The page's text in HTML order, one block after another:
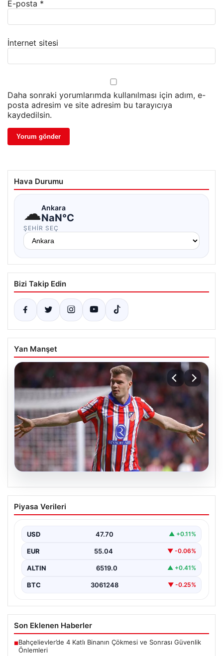
E-posta *
İnternet sitesi
Daha sonraki yorumlarımda kullanılması için adım, e-
posta adresim ve site adresim bu tarayıcıya
kaydedilsin.
Hava Durumu
☁Ankara
NaN°C
ŞEHIR SEÇ
Bizi Takip Edin
Yan Manşet
Sörloth Transfer Yarışında Fenerbahçe
ve Beşiktaş Mücadelesi
sahne olurken, Süper Lig’in iki büyük devi,…
Piyasa Verileri
USD 47.70 ▲ +0.11%
EUR 55.04 ▼ -0.06%
ALTIN 6519.0 ▲ +0.41%
BTC 3061248 ▼ -0.25%
Son Eklenen Haberler
■Bahçelievler’de 4 Katlı Binanın Çökmesi ve Sonrası Güvenlik
Önlemleri